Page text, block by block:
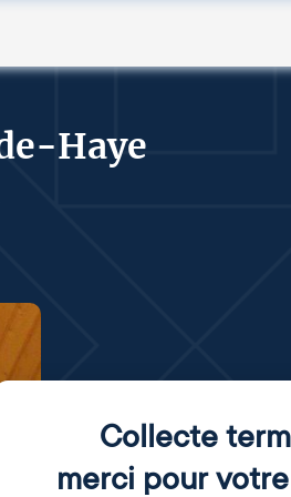
Haye
Collecte
merci pour